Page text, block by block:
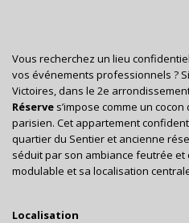
Vous recherchez un lieu
vos événements professionnels ?
Victoires, dans le 2e arrondissement
Réserve s’impose comme un
parisien. Cet appartement
quartier du Sentier et ancienne
séduit par son ambiance feutrée et
modulable et sa localisation
Localisation